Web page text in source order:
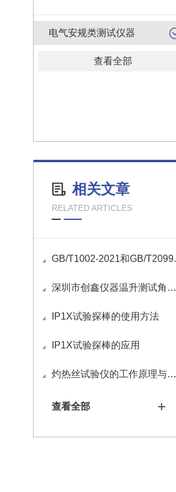
电气安规类测试仪器
查看全部
相关文章
RELATED ARTICLES
GB/T1002-2021和GB/T2099.1-2021国标插头插座量规清单
深圳市创鑫仪器温升测试角定制流程
IP1X试验探棒的使用方法
IP1X试验探棒的应用
​灼热丝试验仪的工作原理与操作方法
查看全部